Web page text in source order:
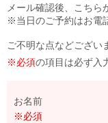
メール確認後、こちら
※当日のご予約はお電
ご不明な点などござい
※必須の項目は必ず入
お名前
※必須